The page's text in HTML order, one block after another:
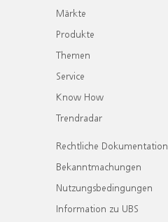
Märkte
Produkte
Themen
Service
Know How
Trendradar
Rechtliche Dokumentation
Bekanntmachungen
Nutzungsbedingungen
Information zu UBS